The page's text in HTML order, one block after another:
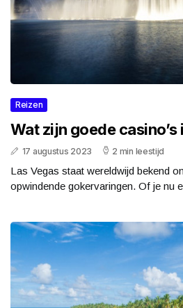
Reizen
Wat zijn goede casino’s
17 augustus 2023 2 min leestijd
Las Vegas staat wereldwijd bekend
opwindende gokervaringen. Of je nu